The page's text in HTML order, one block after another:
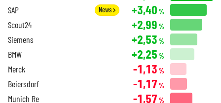
SAP News +3,40 %
Scout24 +2,99 %
Siemens +2,53 %
BMW +2,25 %
Merck -1,13 %
Beiersdorf -1,17 %
Munich Re -1,57 %